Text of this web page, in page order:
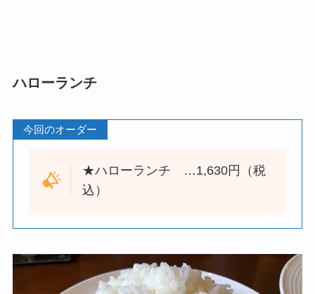
ハローランチ
今回のオーダー
★ハローランチ …1,630円（税
込）